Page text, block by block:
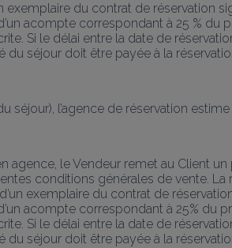
exemplaire du contrat de réservation
acompte correspondant à 25 % du
Si le délai entre la date de
séjour doit être payée à la
l’agence de réservation
agence, le Vendeur remet au Client
conditions générales de vente.
exemplaire du contrat de
acompte correspondant à 25% du
Si le délai entre la date de
séjour doit être payée à la